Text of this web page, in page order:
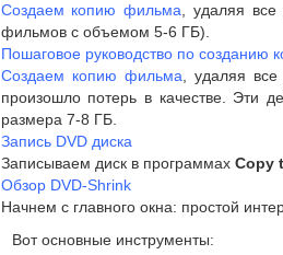
Создаем копию фильма , удаляя
фильмов с объемом 5-6 ГБ).
Пошаговое руководство по созданию
Создаем копию фильма , удаляя
произошло потерь в качестве. Эти
размера 7-8 ГБ.
Запись DVD диска
Записываем диск в программах Copy
Обзор DVD-Shrink
Начнем с главного окна: простой
Вот основные инструменты: